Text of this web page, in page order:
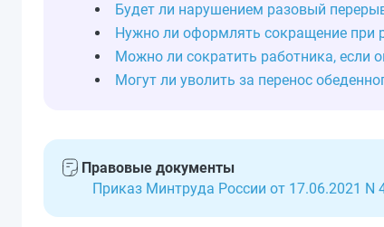
Будет ли нарушением разовый
Нужно ли оформлять сокращение при
Можно ли сократить работника, если
Могут ли уволить за перенос
Правовые документы
Приказ Минтруда России от 17.06.2021 N